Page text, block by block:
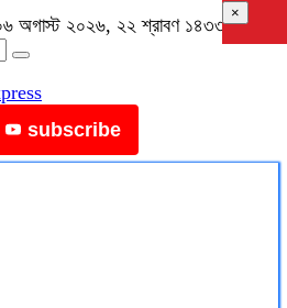
২০২৬, ২২ শ্রাবণ ১৪৩৩ বঙ্গাব্দ
subscribe
×